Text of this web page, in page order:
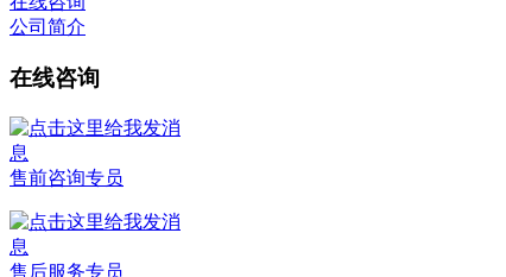
公司简介
在线咨询
售前咨询专员
售后服务专员